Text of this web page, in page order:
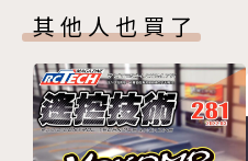
目標，在本期專題報導中
企業碳盤查進度與面臨困
的商業工具來達到碳盤查
（下）
惡意程式碼偽裝嵌入圖
其他人也買了